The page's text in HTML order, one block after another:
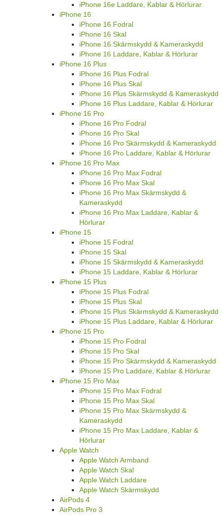
iPhone 16e Laddare, Kablar & Hörlurar
iPhone 16
iPhone 16 Fodral
iPhone 16 Skal
iPhone 16 Skärmskydd & Kameraskydd
iPhone 16 Laddare, Kablar & Hörlurar
iPhone 16 Plus
iPhone 16 Plus Fodral
iPhone 16 Plus Skal
iPhone 16 Plus Skärmskydd & Kameraskydd
iPhone 16 Plus Laddare, Kablar & Hörlurar
iPhone 16 Pro
iPhone 16 Pro Fodral
iPhone 16 Pro Skal
iPhone 16 Pro Skärmskydd & Kameraskydd
iPhone 16 Pro Laddare, Kablar & Hörlurar
iPhone 16 Pro Max
iPhone 16 Pro Max Fodral
iPhone 16 Pro Max Skal
iPhone 16 Pro Max Skärmskydd &
Kameraskydd
iPhone 16 Pro Max Laddare, Kablar &
Hörlurar
iPhone 15
iPhone 15 Fodral
iPhone 15 Skal
iPhone 15 Skärmskydd & Kameraskydd
iPhone 15 Laddare, Kablar & Hörlurar
iPhone 15 Plus
iPhone 15 Plus Fodral
iPhone 15 Plus Skal
iPhone 15 Plus Skärmskydd & Kameraskydd
iPhone 15 Plus Laddare, Kablar & Hörlurar
iPhone 15 Pro
iPhone 15 Pro Fodral
iPhone 15 Pro Skal
iPhone 15 Pro Skärmskydd & Kameraskydd
iPhone 15 Pro Laddare, Kablar & Hörlurar
iPhone 15 Pro Max
iPhone 15 Pro Max Fodral
iPhone 15 Pro Max Skal
iPhone 15 Pro Max Skärmskydd &
Kameraskydd
iPhone 15 Pro Max Laddare, Kablar &
Hörlurar
Apple Watch
Apple Watch Armband
Apple Watch Skal
Apple Watch Laddare
Apple Watch Skärmskydd
AirPods 4
AirPods Pro 3